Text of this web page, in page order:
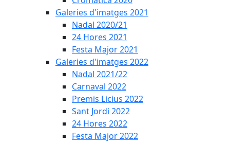
Galeries d'imatges 2021
Nadal 2020/21
24 Hores 2021
Festa Major 2021
Galeries d'imatges 2022
Nadal 2021/22
Carnaval 2022
Premis Licius 2022
Sant Jordi 2022
24 Hores 2022
Festa Major 2022